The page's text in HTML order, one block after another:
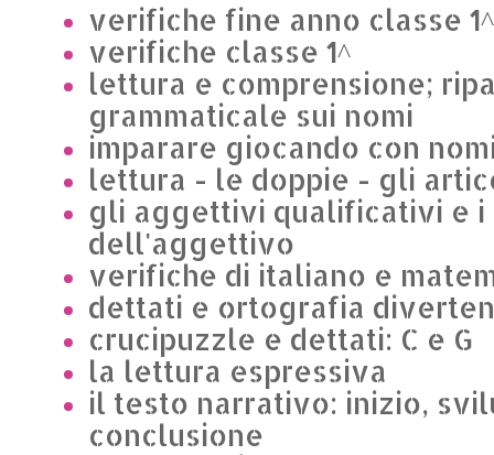
verifiche fine anno classe 1^
verifiche classe 1^
lettura e comprensione;
grammaticale sui nomi
imparare giocando con
lettura - le doppie - gli
gli aggettivi qualificativi e i
dell'aggettivo
verifiche di italiano e
dettati e ortografia
crucipuzzle e dettati: C e G
la lettura espressiva
il testo narrativo: inizio,
conclusione